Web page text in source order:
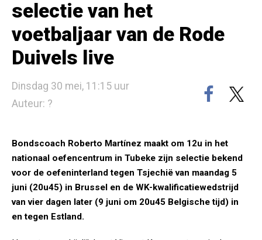
selectie van het
voetbaljaar van de Rode
Duivels live
Dinsdag 30 mei, 11:15 uur
Auteur: ?
Bondscoach Roberto Martínez maakt om 12u in het
nationaal oefencentrum in Tubeke zijn selectie bekend
voor de oefeninterland tegen Tsjechië van maandag 5
juni (20u45) in Brussel en de WK-kwalificatiewedstrijd
van vier dagen later (9 juni om 20u45 Belgische tijd) in
en tegen Estland.